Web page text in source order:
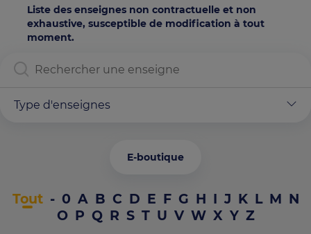
Liste des enseignes non contractuelle et non
exhaustive, susceptible de modification à tout
moment.
Type d'enseignes
E-boutique
Tout - 0 A B C D E F G H I J K L M N
O P Q R S T U V W X Y Z